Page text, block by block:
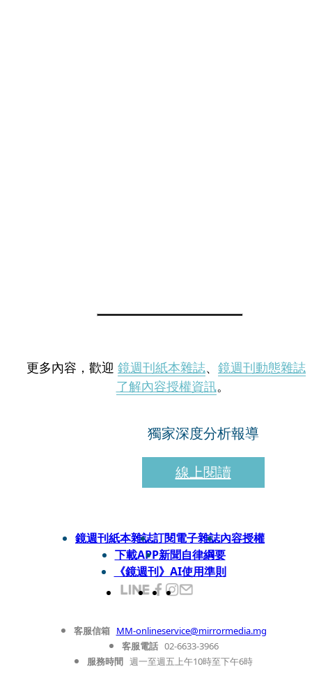
更多內容，歡迎 鏡週刊紙本雜誌、 鏡週刊動態雜誌
了解內容授權資訊。
獨家深度分析報導
線上閱讀
鏡週刊紙本雜誌訂閱電子雜誌內容授權
下載APP新聞自律綱要
《鏡週刊》AI使用準則
客服信箱 MM-onlineservice@mirrormedia.mg
客服電話 02-6633-3966
服務時間 週一至週五上午10時至下午6時